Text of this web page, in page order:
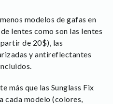
modelos de gafas en
lentes como son las lentes
de 20$), las
y antireflectantes
más que las Sunglass Fix
cada modelo (colores,